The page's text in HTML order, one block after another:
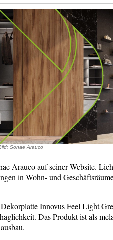
Sonae Arauco
Arauco auf seiner Website.
in Wohn- und
Innovus Feel Light
Das Produkt ist als